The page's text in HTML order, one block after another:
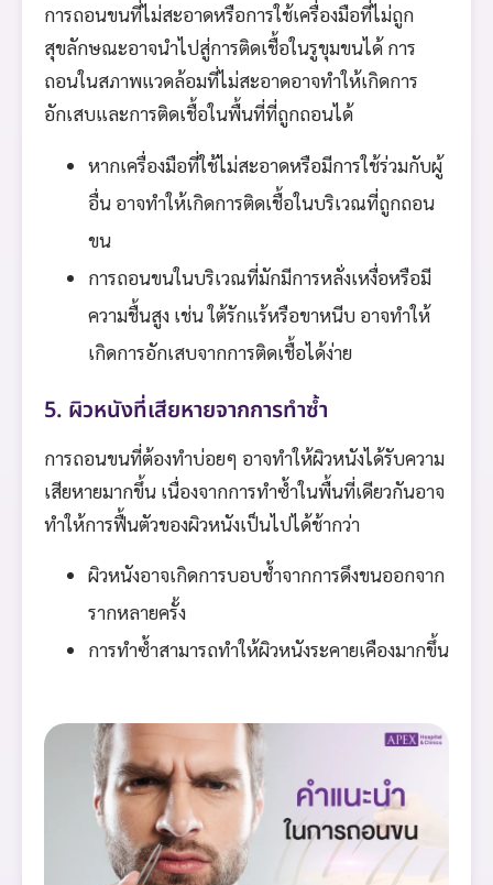
การถอนขนที่ไม่สะอาดหรือการใช้เครื่องมือที่ไม่ถูก
สุขลักษณะอาจนำไปสู่การติดเชื้อในรูขุมขนได้ การ
ถอนในสภาพแวดล้อมที่ไม่สะอาดอาจทำให้เกิดการ
อักเสบและการติดเชื้อในพื้นที่ที่ถูกถอนได้
หากเครื่องมือที่ใช้ไม่สะอาดหรือมีการใช้ร่วมกับผู้
อื่น อาจทำให้เกิดการติดเชื้อในบริเวณที่ถูกถอน
ขน
การถอนขนในบริเวณที่มักมีการหลั่งเหงื่อหรือมี
ความชื้นสูง เช่น ใต้รักแร้หรือขาหนีบ อาจทำให้
เกิดการอักเสบจากการติดเชื้อได้ง่าย
5. ผิวหนังที่เสียหายจากการทำซ้ำ
การถอนขนที่ต้องทำบ่อยๆ อาจทำให้ผิวหนังได้รับความ
เสียหายมากขึ้น เนื่องจากการทำซ้ำในพื้นที่เดียวกันอาจ
ทำให้การฟื้นตัวของผิวหนังเป็นไปได้ช้ากว่า
ผิวหนังอาจเกิดการบอบช้ำจากการดึงขนออกจาก
รากหลายครั้ง
การทำซ้ำสามารถทำให้ผิวหนังระคายเคืองมากขึ้น